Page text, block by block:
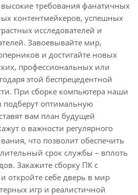
требования фанатичных
контентмейкеров, успешных
исследователей и
Завоевывайте мир,
и достигайте новых
профессиональных или
этой беспрецедентной
При сборке компьютера наши
оптимальную
вам план будущей
о важности регулярного
что позволит обеспечить
срок службы – вплоть
Закажите сборку ПК с
откройте себе дверь в мир
игр и реалистичной